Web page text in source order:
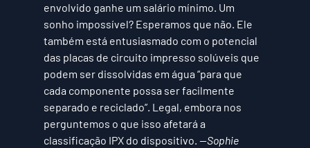
envolvido ganhe um salário mínimo. Um
sonho impossível? Esperamos que não. Ele
também está entusiasmado com o potencial
das placas de circuito impresso solúveis que
podem ser dissolvidas em água “para que
cada componente possa ser facilmente
separado e reciclado”. Legal, embora nos
perguntemos o que isso afetará a
classificação IPX do dispositivo. —Sophie